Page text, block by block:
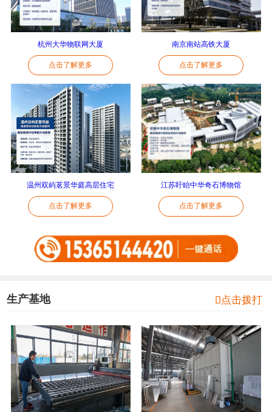
杭州大华物联网大厦
点击了解更多
南京南站高铁大厦
点击了解更多
温州双屿茗景华庭高层住宅
点击了解更多
江苏盱眙中华奇石博物馆
点击了解更多
生产基地 点击拨打